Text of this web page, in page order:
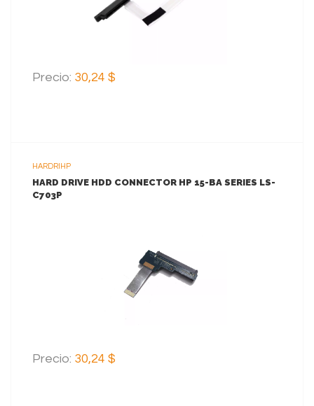
Precio: 30,24 $
HARDRIHP
HARD DRIVE HDD CONNECTOR HP 15-BA SERIES LS-
C703P
AGREGAR AL CARRITO
Precio: 30,24 $